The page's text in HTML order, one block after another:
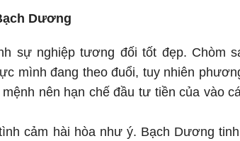
Dương
sự nghiệp tương đối tốt đẹp. Chòm
mình đang theo đuổi, tuy nhiên
nên hạn chế đầu tư tiền của vào
cảm hài hòa như ý. Bạch Dương